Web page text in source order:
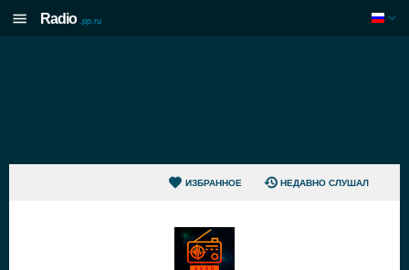
Radio .pp.ru
ИЗБРАННОЕ НЕДАВНО СЛУШАЛ